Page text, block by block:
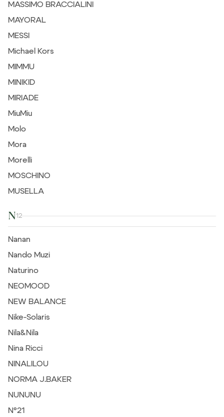
MASSIMO BRACCIALINI
MAYORAL
MESSI
Michael Kors
MIMMU
MINIKID
MIRIADE
MiuMiu
Molo
Mora
Morelli
MOSCHINO
MUSELLA
N12
Nanan
Nando Muzi
Naturino
NEOMOOD
NEW BALANCE
Nike-Solaris
Nila&Nila
Nina Ricci
NINALILOU
NORMA J.BAKER
NUNUNU
N°21